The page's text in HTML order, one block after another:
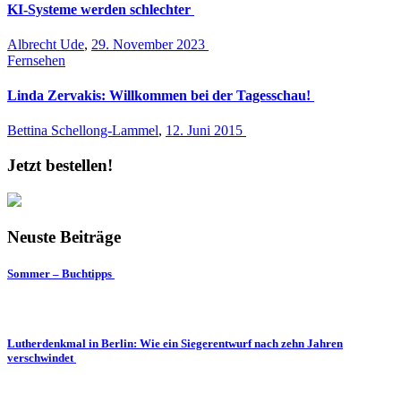
KI-Systeme werden schlechter
Albrecht Ude, 29. November 2023
Fernsehen
Linda Zervakis: Willkommen bei der Tagesschau!
Bettina Schellong-Lammel, 12. Juni 2015
Jetzt bestellen!
Neuste Beiträge
Sommer – Buchtipps
Lutherdenkmal in Berlin: Wie ein Siegerentwurf nach zehn Jahren
verschwindet